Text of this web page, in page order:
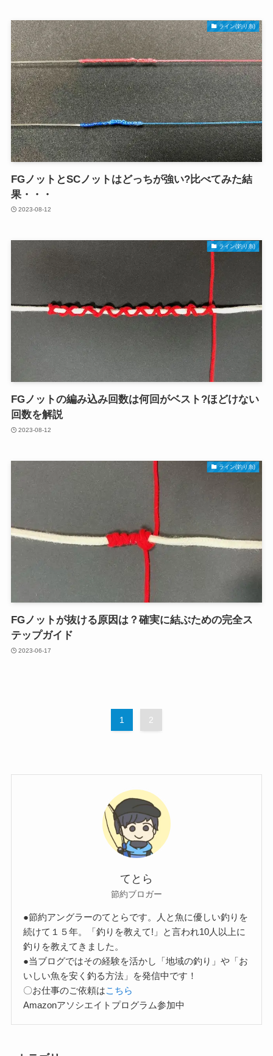
ライン(釣り糸)
FGノットとSCノットはどっちが強い?比べてみた結
果・・・
2023-08-12
ライン(釣り糸)
FGノットの編み込み回数は何回がベスト?ほどけない
回数を解説
2023-08-12
ライン(釣り糸)
FGノットが抜ける原因は？確実に結ぶための完全ス
テップガイド
2023-06-17
1 2
てとら
節約ブロガー
●節約アングラーのてとらです。人と魚に優しい釣りを
続けて１５年。「釣りを教えて!」と言われ10人以上に
釣りを教えてきました。
●当ブログではその経験を活かし「地域の釣り」や「お
いしい魚を安く釣る方法」を発信中です！
〇お仕事のご依頼はこちら
Amazonアソシエイトプログラム参加中